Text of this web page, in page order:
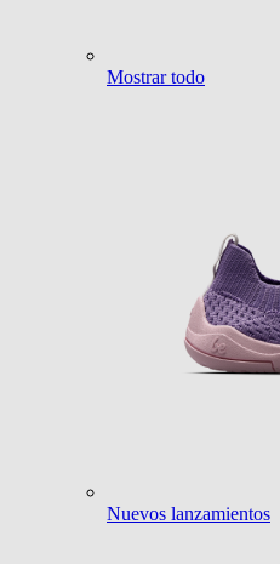
Mostrar todo
Nuevos lanzamientos